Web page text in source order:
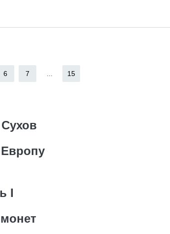
6 7 15
I